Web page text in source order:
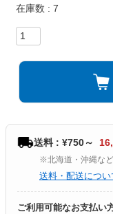
在庫数
7
送料 : ¥750～
※北海道・沖縄な
送料・配送につ
ご利用可能なお支払い